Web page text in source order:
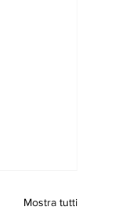
Mostra tutti